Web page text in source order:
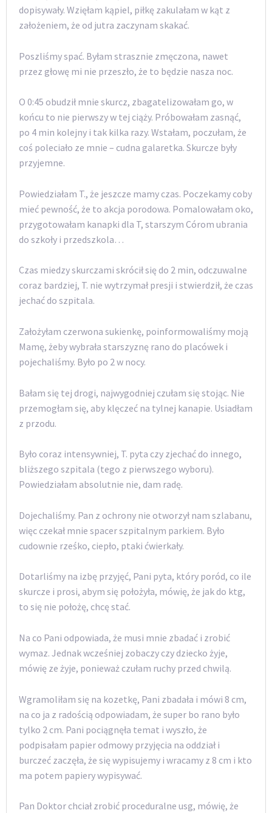
dopisywały. Wzięłam kąpiel, piłkę zakulałam w kąt z
założeniem, że od jutra zaczynam skakać.
Poszliśmy spać. Byłam strasznie zmęczona, nawet
przez głowę mi nie przeszło, że to będzie nasza noc.
O 0:45 obudził mnie skurcz, zbagatelizowałam go, w
końcu to nie pierwszy w tej ciąży. Próbowałam zasnąć,
po 4 min kolejny i tak kilka razy. Wstałam, poczułam, że
coś poleciało ze mnie – cudna galaretka. Skurcze były
przyjemne.
Powiedziałam T., że jeszcze mamy czas. Poczekamy coby
mieć pewność, że to akcja porodowa. Pomalowałam oko,
przygotowałam kanapki dla T, starszym Córom ubrania
do szkoły i przedszkola…
Czas miedzy skurczami skrócił się do 2 min, odczuwalne
coraz bardziej, T. nie wytrzymał presji i stwierdził, że czas
jechać do szpitala.
Założyłam czerwona sukienkę, poinformowaliśmy moją
Mamę, żeby wybrała starszyznę rano do placówek i
pojechaliśmy. Było po 2 w nocy.
Bałam się tej drogi, najwygodniej czułam się stojąc. Nie
przemogłam się, aby klęczeć na tylnej kanapie. Usiadłam
z przodu.
Było coraz intensywniej, T. pyta czy zjechać do innego,
bliższego szpitala (tego z pierwszego wyboru).
Powiedziałam absolutnie nie, dam radę.
Dojechaliśmy. Pan z ochrony nie otworzył nam szlabanu,
więc czekał mnie spacer szpitalnym parkiem. Było
cudownie rześko, ciepło, ptaki ćwierkały.
Dotarliśmy na izbę przyjęć, Pani pyta, który poród, co ile
skurcze i prosi, abym się położyła, mówię, że jak do ktg,
to się nie położę, chcę stać.
Na co Pani odpowiada, że musi mnie zbadać i zrobić
wymaz. Jednak wcześniej zobaczy czy dziecko żyje,
mówię ze żyje, ponieważ czułam ruchy przed chwilą.
Wgramoliłam się na kozetkę, Pani zbadała i mówi 8 cm,
na co ja z radością odpowiadam, że super bo rano było
tylko 2 cm. Pani pociągnęła temat i wyszło, że
podpisałam papier odmowy przyjęcia na oddział i
burczeć zaczęła, że się wypisujemy i wracamy z 8 cm i kto
ma potem papiery wypisywać.
Pan Doktor chciał zrobić proceduralne usg, mówię, że